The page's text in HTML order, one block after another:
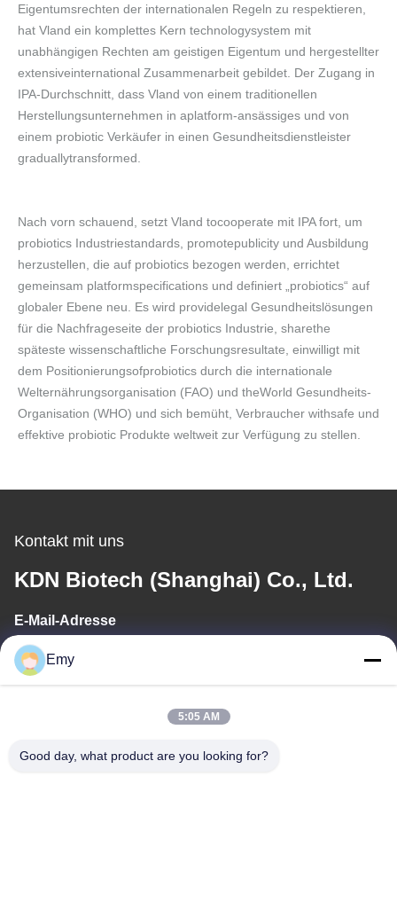
Eigentumsrechten der internationalen Regeln zu respektieren,
hat Vland ein komplettes Kern technologysystem mit
unabhängigen Rechten am geistigen Eigentum und hergestellter
extensiveinternational Zusammenarbeit gebildet. Der Zugang in
IPA-Durchschnitt, dass Vland von einem traditionellen
Herstellungsunternehmen in aplatform-ansässiges und von
einem probiotic Verkäufer in einen Gesundheitsdienstleister
graduallytransformed.
Nach vorn schauend, setzt Vland tocooperate mit IPA fort, um
probiotics Industriestandards, promotepublicity und Ausbildung
herzustellen, die auf probiotics bezogen werden, errichtet
gemeinsam platformspecifications und definiert „probiotics“ auf
globaler Ebene neu. Es wird providelegal Gesundheitslösungen
für die Nachfrageseite der probiotics Industrie, sharethe
späteste wissenschaftliche Forschungsresultate, einwilligt mit
dem Positionierungsofprobiotics durch die internationale
Welternährungsorganisation (FAO) und theWorld Gesundheits-
Organisation (WHO) und sich bemüht, Verbraucher withsafe und
effektive probiotic Produkte weltweit zur Verfügung zu stellen.
Kontakt mit uns
KDN Biotech (Shanghai) Co., Ltd.
E-Mail-Adresse
panxy@vlandgroup.com
Unsere Adresse
Emy
5:05 AM
Good day, what product are you looking for?